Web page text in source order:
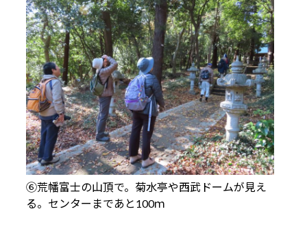
⑥荒幡富士の山頂で。菊水亭や西武ドームが見え
る。センターまであと100ｍ